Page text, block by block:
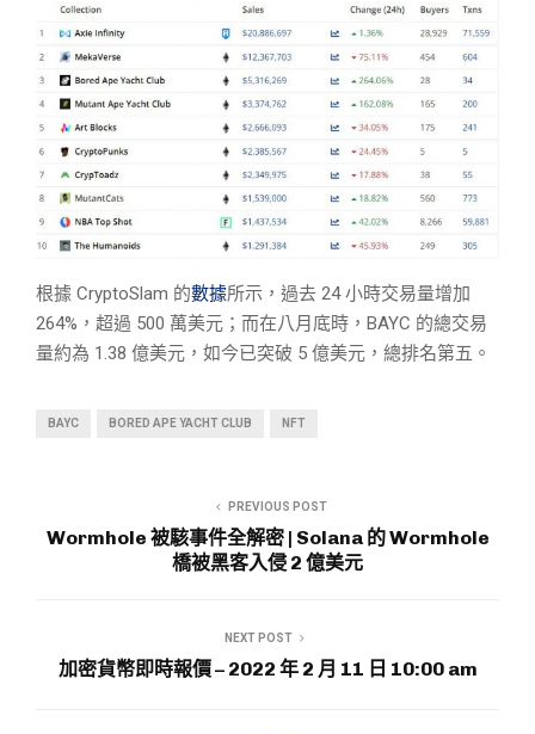
根據 CryptoSlam 的數據所示，過去 24 小時交易量增加
264%，超過 500 萬美元；而在八月底時，BAYC 的總交易
量約為 1.38 億美元，如今已突破 5 億美元，總排名第五。
BAYC BORED APE YACHT CLUB NFT
PREVIOUS POST
Wormhole 被駭事件全解密 | Solana 的 Wormhole
橋被黑客入侵 2 億美元
NEXT POST
加密貨幣即時報價 – 2022 年 2 月 11 日 10:00 am